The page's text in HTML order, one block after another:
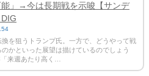
」→今は長期戦を示唆【サンデ
を狙うトランプ氏。一方で、どうやって戦
かといった展望は描けているのでしょう
来週あたり高く…